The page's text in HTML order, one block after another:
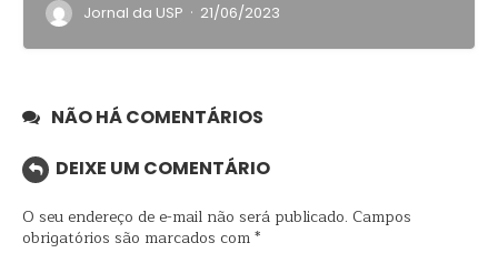
Jornal da USP · 21/06/2023
NÃO HÁ COMENTÁRIOS
DEIXE UM COMENTÁRIO
O seu endereço de e-mail não será publicado. Campos
obrigatórios são marcados com*